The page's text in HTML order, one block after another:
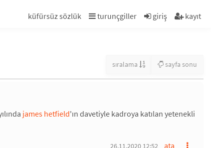
küfürsüz sözlük turunçgiller giriş kayıt
sıralama sayfa sonu
james hetfield'ın davetiyle kadroya katılan yetenekli
ata
26.11.2020 12:52